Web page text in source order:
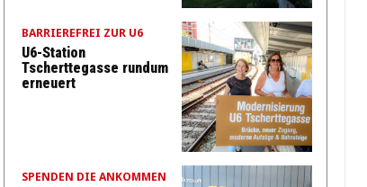
BARRIEREFREI ZUR U6
U6-Station
Tscherttegasse rundum
erneuert
SPENDEN DIE ANKOMMEN